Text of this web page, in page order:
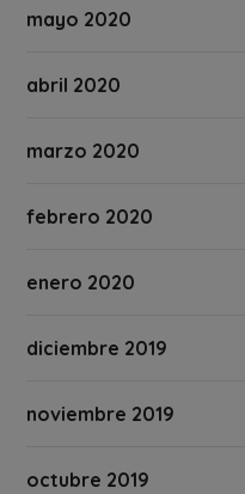
mayo 2020
abril 2020
marzo 2020
febrero 2020
enero 2020
diciembre 2019
noviembre 2019
octubre 2019